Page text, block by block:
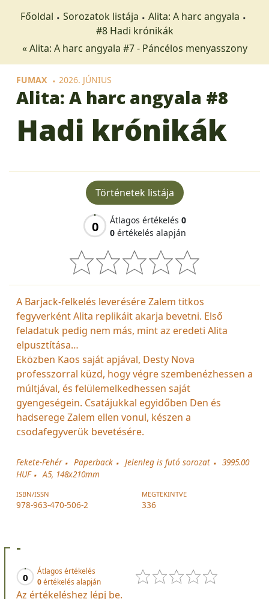
Főoldal Sorozatok listája
Alita: A harc angyala
#8 Hadi krónikák
« Alita: A harc angyala #7 - Páncélos menyasszony
FUMAX 2026. JÚNIUS
Alita: A harc angyala #8
Hadi krónikák
Történetek listája
0 Átlagos értékelés 0
0 értékelés alapján
A Barjack-felkelés leverésére Zalem titkos
fegyverként Alita replikáit akarja bevetni. Első
feladatuk pedig nem más, mint az eredeti Alita
elpusztítása…
Eközben Kaos saját apjával, Desty Nova
professzorral küzd, hogy végre szembenézhessen a
múltjával, és felülemelkedhessen saját
gyengeségein. Csatájukkal egyidőben Den és
hadserege Zalem ellen vonul, készen a
csodafegyverük bevetésére.
Fekete-Fehér Paperback Jelenleg is futó sorozat
3995.00
HUF
A5, 148x210mm
ISBN/ISSN
978-963-470-506-2
MEGTEKINTVE
336
-
0
Átlagos értékelés
0értékelés alapján
Az értékeléshez lépj be.